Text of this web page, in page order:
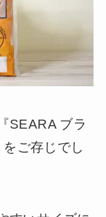
SEARA ブラ
ご存じでし